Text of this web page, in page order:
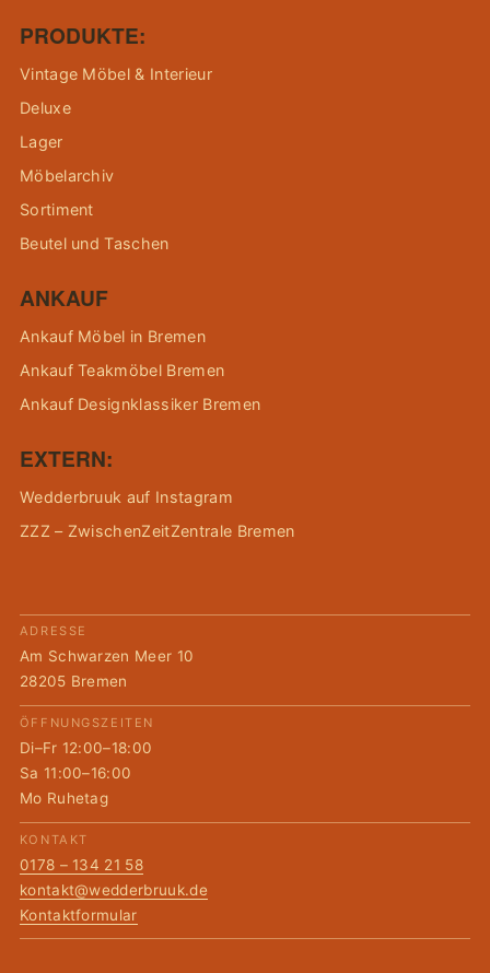
PRODUKTE:
Vintage Möbel & Interieur
Deluxe
Lager
Möbelarchiv
Sortiment
Beutel und Taschen
ANKAUF
Ankauf Möbel in Bremen
Ankauf Teakmöbel Bremen
Ankauf Designklassiker Bremen
EXTERN:
Wedderbruuk auf Instagram
ZZZ – ZwischenZeitZentrale Bremen
ADRESSE
Am Schwarzen Meer 10
28205 Bremen
ÖFFNUNGSZEITEN
Di–Fr 12:00–18:00
Sa 11:00–16:00
Mo Ruhetag
KONTAKT
0178 – 134 21 58
kontakt@wedderbruuk.de
Kontaktformular